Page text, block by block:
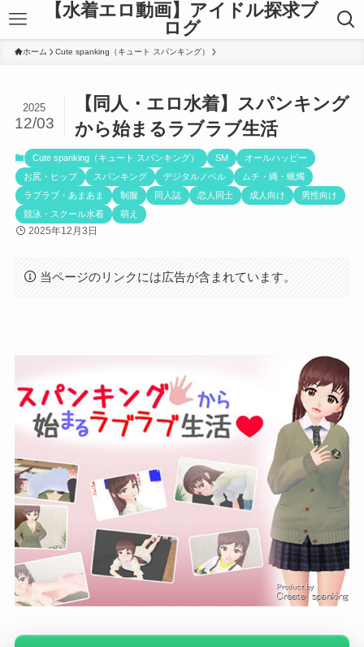
【水着エロ動画】アイドル探求ブ
ログ
ホーム Cute spanking（キュート スパンキング）
【同人・エロ水着】スパンキング
から始まるラブラブ生活
2025
12/03
Cute spanking（キュート スパンキング） SM
オールハッピー
お尻・ヒップ
スパンキング デジタルノベル
ムチ・縄・蝋燭
ラブラブ・あまあま
制服 同人誌 恋人同士 成人向け
男性向け
競泳・スクール水着
萌え
2025年12月3日
当ページのリンクには広告が含まれています。